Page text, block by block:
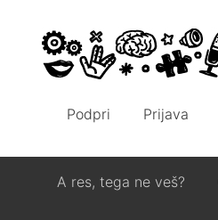
Podpri Prijava
A res, tega ne veš?